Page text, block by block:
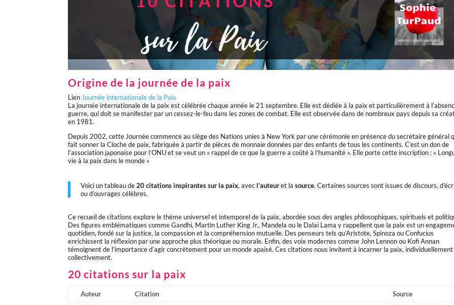
Origine de la journée de la paix
Lien Journée internationale de la Paix
La journée internationale de la paix est célébrée chaque année le 21 septembre. Elle est dédiée à la paix et particulièrement à
guerre, qui doit se manifester par un cessez-le-feu dans les zones de combat. Elle est observée dans de nombreux pays depuis sa
en 1981.
Depuis 2002, cette Journée commence au siège des Nations unies à New York par une cérémonie en présence du secrétaire général
fait sonner la Cloche de paix, fabriquée à partir de pièces de monnaie données par des enfants de tous les continents. C’est un don de
l’association japonaise pour l’ONU et se veut un « rappel de ce que la guerre a coûté à l’humanité ». Elle porte cette inscription : «
vie à la paix dans le monde »
Voici un tableau de20 citations inspirantes sur la paix, avec l’auteuret lasource. Certaines sources sont issues de discours,
ou d’ouvrages célèbres.
Ce recueil de citations explore le thème universel et intemporel de la paix, abordée sous des angles philosophiques, spirituels et
Des figures emblématiques comme Gandhi, Martin Luther King Jr., Mandela ou le Dalaï Lama y rappellent que la paix est un
quotidien, fondé sur la justice, la compassion et la compréhension mutuelle. Des penseurs tels qu’Aristote, Spinoza ou Confucius
enrichissent la réflexion par une approche plus théorique ou morale. Enfin, des voix modernes comme John Lennon ou Kofi Annan
témoignent de l’importance d’agir concrètement pour un monde apaisé. Ces citations nous invitent à incarner la paix,
collectivement.
20 citations sur la paix
Auteur Citation
Source